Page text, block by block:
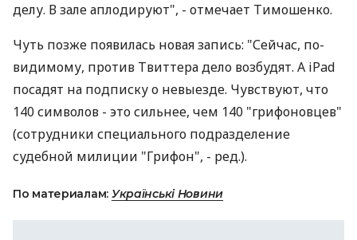
делу. В зале аплодируют", - отмечает Тимошенко.
Чуть позже появилась новая запись: "Сейчас, по-
видимому, против Твиттера дело возбудят. А iPad
посадят на подписку о невыезде. Чувствуют, что
140 символов - это сильнее, чем 140 "грифоновцев"
(сотрудники специального подразделение
судебной милиции "Грифон", - ред.).
По материалам: Українські Новини